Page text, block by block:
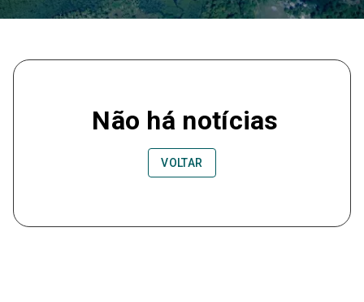
Não há notícias
VOLTAR